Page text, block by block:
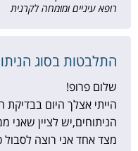
רופא עיניים ומומחה לקרנית
התלבטות בסוג
שלום פרופ!
הייתי אצלך היום
הניתוחים,יש לציין
מצד אחד אני רוצה